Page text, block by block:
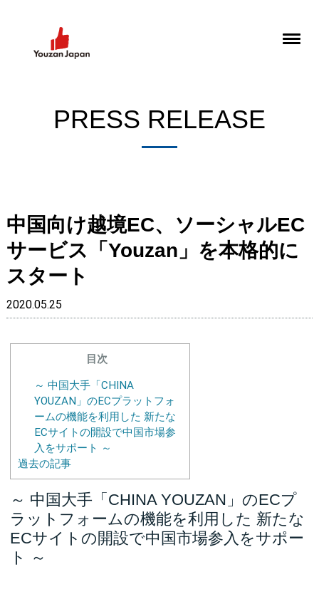
PRESS RELEASE
中国向け越境EC、ソーシャルEC
サービス「Youzan」を本格的に
スタート
2020.05.25
目次
～ 中国大手「CHINA
YOUZAN」のECプラットフォ
ームの機能を利用した 新たな
ECサイトの開設で中国市場参
入をサポート ～
過去の記事
～ 中国大手「CHINA YOUZAN」のECプ
ラットフォームの機能を利用した 新たな
ECサイトの開設で中国市場参入をサポー
ト ～